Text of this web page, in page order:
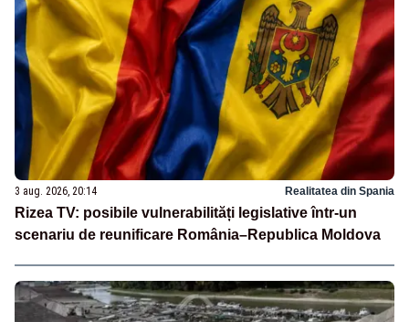
3 aug. 2026, 20:14 Realitatea din Spania
Rizea TV: posibile vulnerabilități legislative într-un
scenariu de reunificare România–Republica Moldova